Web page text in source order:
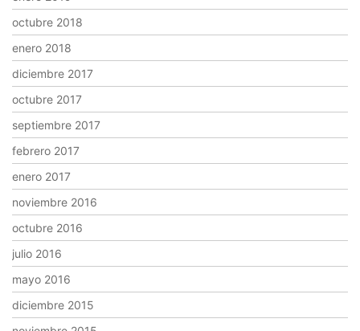
octubre 2018
enero 2018
diciembre 2017
octubre 2017
septiembre 2017
febrero 2017
enero 2017
noviembre 2016
octubre 2016
julio 2016
mayo 2016
diciembre 2015